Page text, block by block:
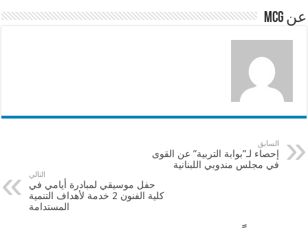
o
k
p
عن mcg
السابق
إحصاء لـ”بوابة التربية” عن القوى
في مجلس مندوبي اللبنانية
التالي
حفل موسيقي لمبادرة أيامي في
كلية الفنون 2 خدمة لأهداف التنمية
المستدامة